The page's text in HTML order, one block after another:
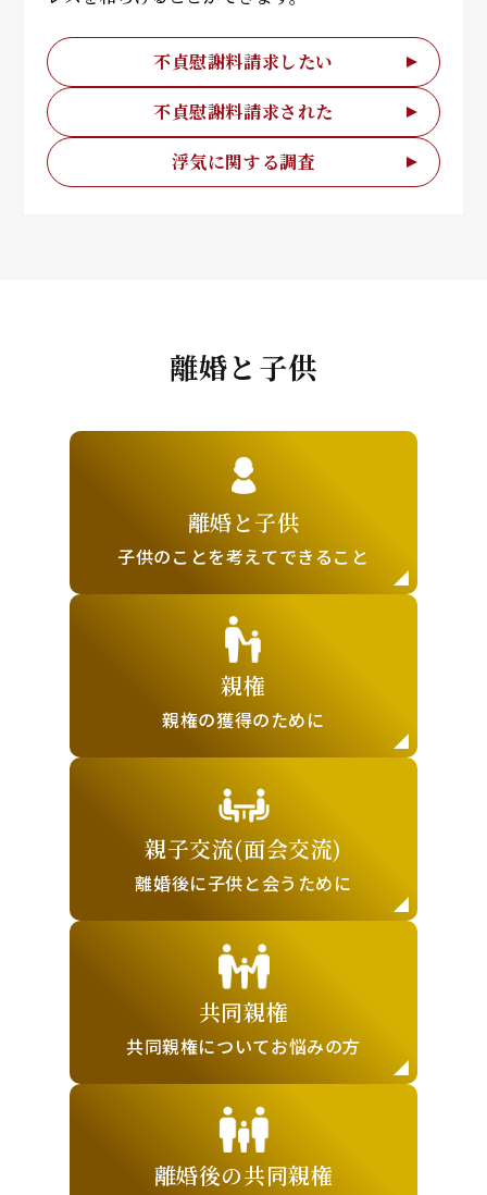
不貞慰謝料請求したい
不貞慰謝料請求された
浮気に関する調査
離婚と子供
離婚と子供
子供のことを考えてできること
親権
親権の獲得のために
親子交流(面会交流)
離婚後に子供と会うために
共同親権
共同親権についてお悩みの方
離婚後の共同親権